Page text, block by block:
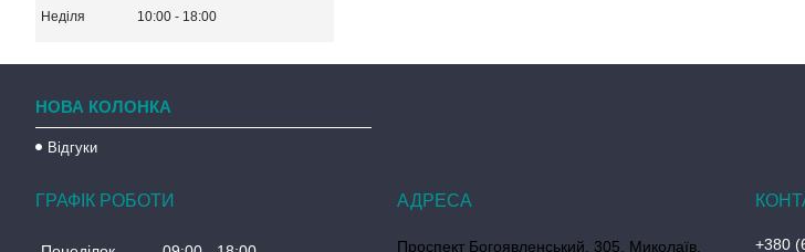
Неділя
10:00 18:00
НОВА КОЛОНКА
Відгуки
ГРАФІК РОБОТИ
Проспект Богоявленський, 305, Миколаїв, +380